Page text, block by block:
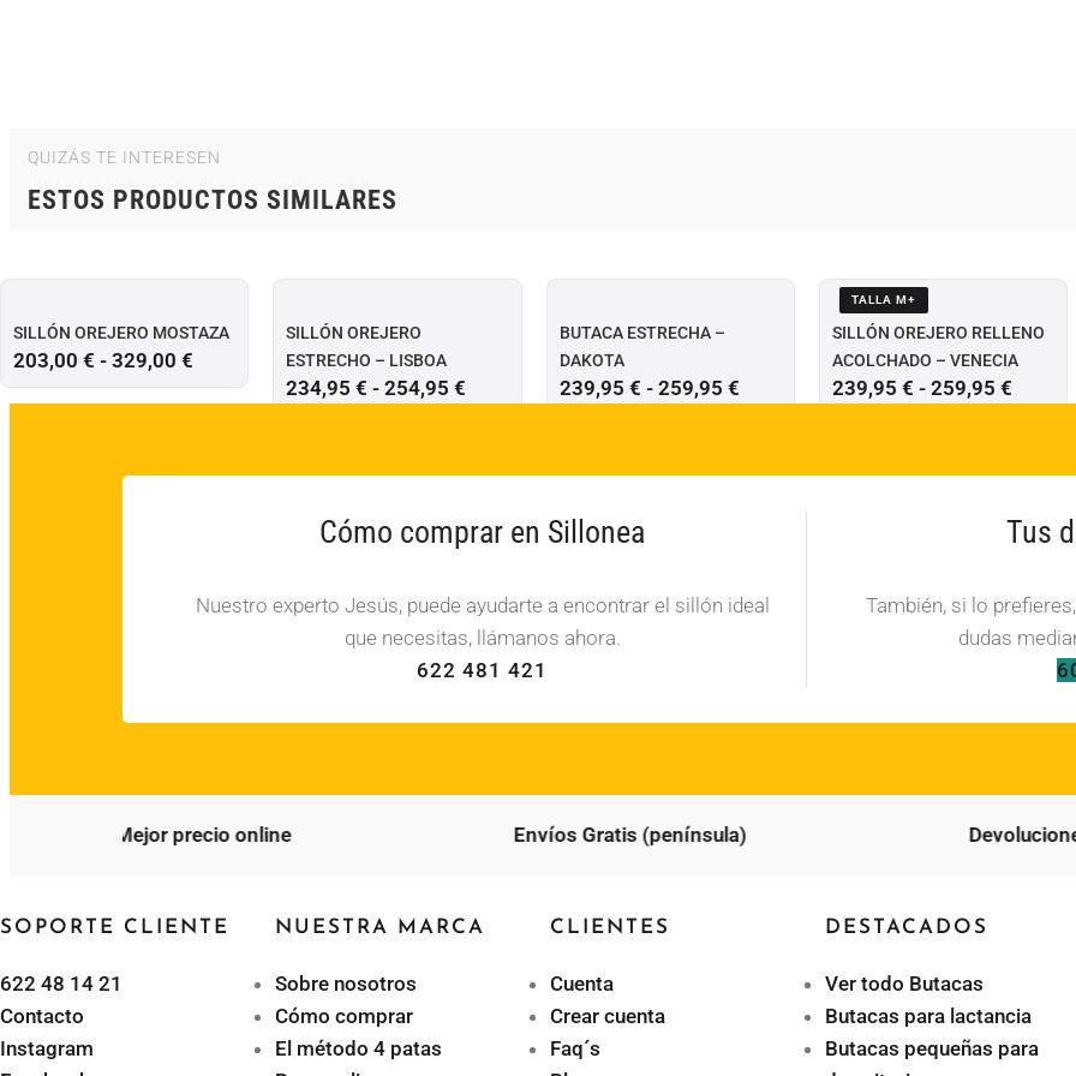
QUIZÁS TE INTERESEN
ESTOS PRODUCTOS SIMILARES
SILLÓN OREJERO MOSTAZA
203,00 € - 329,00 €
SILLÓN OREJERO
ESTRECHO – LISBOA
234,95€ - 254,95€
BUTACA ESTRECHA –
DAKOTA
239,95 € - 259,95 €
TALLA M+
SILLÓN OREJERO RELLENO
ACOLCHADO – VENECIA
239,95 € - 259,95 €
Cómo comprar en Sillonea
Nuestro experto Jesús, puede ayudarte a encontrar el sillón ideal
que necesitas, llámanos ahora.
622 481 421
Tus
También, si lo
dudas
Mejor precio online Envíos Gratis (península)
SOPORTE CLIENTE
622 48 14 21
Contacto
Instagram
NUESTRA MARCA
Sobre nosotros
Cómo comprar
El método 4 patas
CLIENTES
Cuenta
Crear cuenta
Faq´s
DESTACADOS
Ver todo Butacas
Butacas para lactancia
Butacas pequeñas para